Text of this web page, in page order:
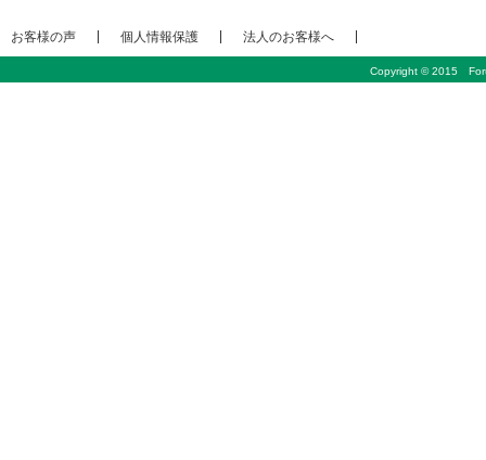
お客様の声 個人情報保護 法人のお客様へ
Copyright © 2015